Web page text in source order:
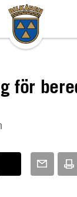
för